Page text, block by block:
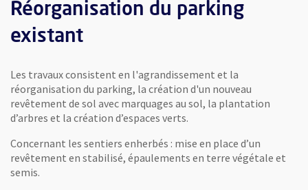
Réorganisation du parking
existant
Les travaux consistent en l'agrandissement et la
réorganisation du parking, la création d'un nouveau
revêtement de sol avec marquages au sol, la plantation
d’arbres et la création d’espaces verts.
Concernant les sentiers enherbés : mise en place d’un
revêtement en stabilisé, épaulements en terre végétale et
semis.